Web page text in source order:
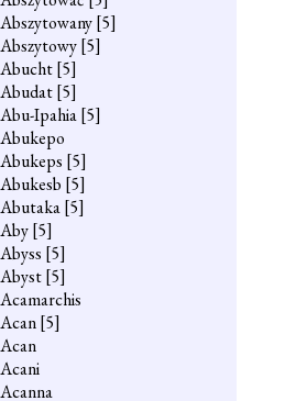
Abszytowany[5]
Abszytowy[5]
Abucht[5]
Abudat[5]
Abu-Ipahia[5]
Abukepo
Abukeps [5]
Abukesb [5]
Abutaka[5]
Aby[5]
Abyss [5]
Abyst[5]
Acamarchis
Acan[5]
Acan
Acani
Acanna